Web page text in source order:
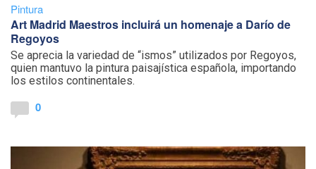
Pintura
Art Madrid Maestros incluirá un homenaje a Darío de
Regoyos
Se aprecia la variedad de “ismos” utilizados por Regoyos,
quien mantuvo la pintura paisajística española, importando
los estilos continentales.
0